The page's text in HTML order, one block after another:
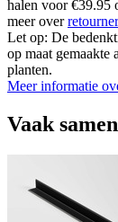
halen voor €39.95
meer over
Let op: De
op maat gemaakte
planten.
Meer informatie
Vaak